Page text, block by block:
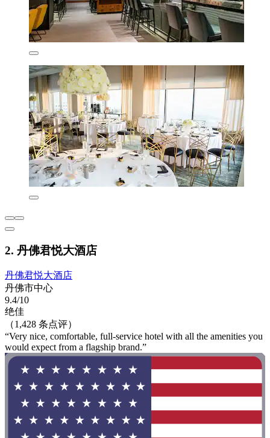
2. 丹佛君悦大酒店
丹佛君悦大酒店
丹佛市中心
9.4/10
绝佳
（1,428 条点评）
“Very nice, comfortable, full-service hotel with all the amenities you
would expect from a flagship brand.”